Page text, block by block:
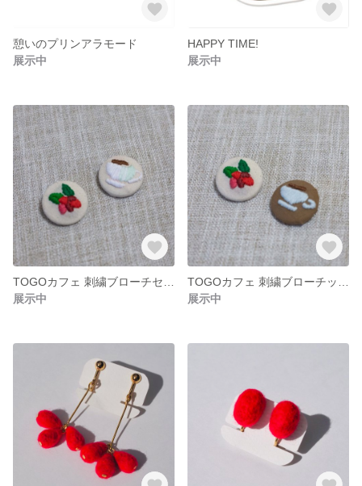
憩いのプリンアラモード
展示中
HAPPY TIME!
展示中
展示中
展示中